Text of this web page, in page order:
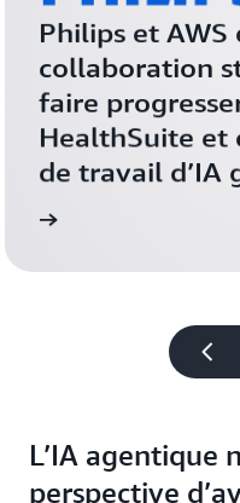
Philips et
collaboration
faire
HealthSuite et
de travail d’IA
L’IA agentique
perspective